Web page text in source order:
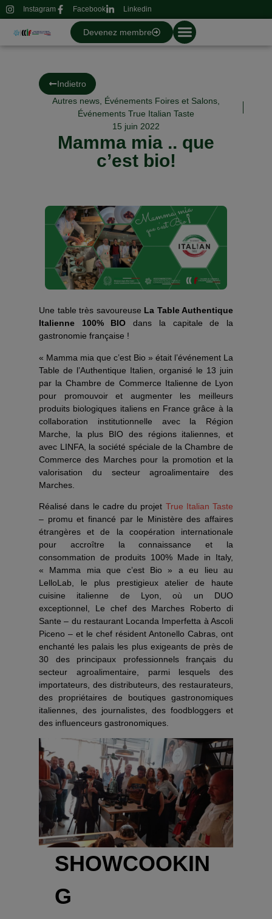
Instagram Facebook Linkedin
Devenez membre
Indietro
Autres news, Événements Foires et Salons,
Événements True Italian Taste
15 juin 2022
Mamma mia .. que
c’est bio!
Une table très savoureuse La Table Authentique
Italienne 100% BIO dans la capitale de la
gastronomie française !
« Mamma mia que c’est Bio » était l’événement La
Table de l’Authentique Italien, organisé le 13 juin
par la Chambre de Commerce Italienne de Lyon
pour promouvoir et augmenter les meilleurs
produits biologiques italiens en France grâce à la
collaboration institutionnelle avec la Région
Marche, la plus BIO des régions italiennes, et
avec LINFA, la société spéciale de la Chambre de
Commerce des Marches pour la promotion et la
valorisation du secteur agroalimentaire des
Marches.
Réalisé dans le cadre du projet True Italian Taste
– promu et financé par le Ministère des affaires
étrangères et de la coopération internationale
pour accroître la connaissance et la
consommation de produits 100% Made in Italy,
« Mamma mia que c’est Bio » a eu lieu au
LelloLab, le plus prestigieux atelier de haute
cuisine italienne de Lyon, où un DUO
exceptionnel, Le chef des Marches Roberto di
Sante – du restaurant Locanda Imperfetta à Ascoli
Piceno – et le chef résident Antonello Cabras, ont
enchanté les palais les plus exigeants de près de
30 des principaux professionnels français du
secteur agroalimentaire, parmi lesquels des
importateurs, des distributeurs, des restaurateurs,
des propriétaires de boutiques gastronomiques
italiennes, des journalistes, des foodbloggers et
des influenceurs gastronomiques.
SHOWCOOKIN
G